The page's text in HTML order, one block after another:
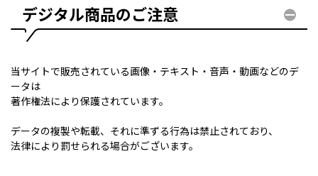
デジタル商品のご注意
当サイトで販売されている画像・テキスト・音声・動画などのデ
ータは
著作権法により保護されています。
データの複製や転載、それに準ずる行為は禁止されており、
法律により罰せられる場合がございます。